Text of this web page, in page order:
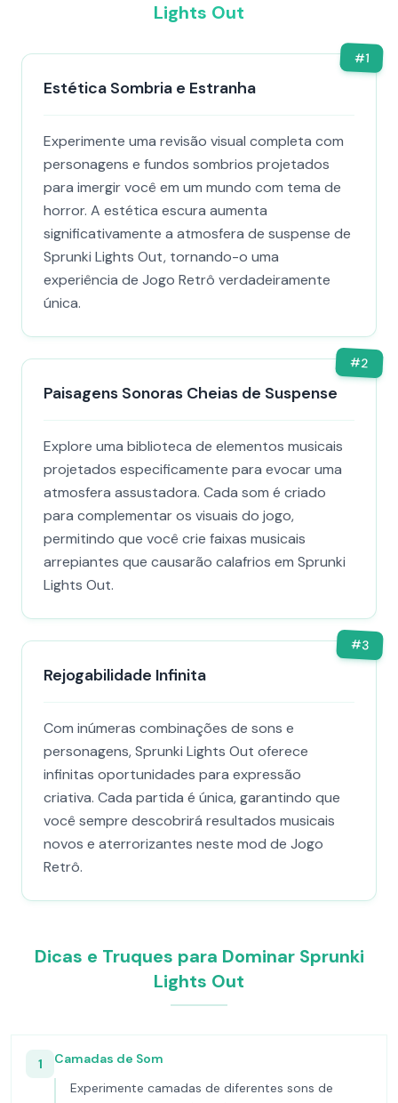
Lights Out
#1
Estética Sombria e Estranha
Experimente uma revisão visual completa com
personagens e fundos sombrios projetados
para imergir você em um mundo com tema de
horror. A estética escura aumenta
significativamente a atmosfera de suspense de
Sprunki Lights Out, tornando-o uma
experiência de Jogo Retrô verdadeiramente
única.
#2
Paisagens Sonoras Cheias de Suspense
Explore uma biblioteca de elementos musicais
projetados especificamente para evocar uma
atmosfera assustadora. Cada som é criado
para complementar os visuais do jogo,
permitindo que você crie faixas musicais
arrepiantes que causarão calafrios em Sprunki
Lights Out.
#3
Rejogabilidade Infinita
Com inúmeras combinações de sons e
personagens, Sprunki Lights Out oferece
infinitas oportunidades para expressão
criativa. Cada partida é única, garantindo que
você sempre descobrirá resultados musicais
novos e aterrorizantes neste mod de Jogo
Retrô.
Dicas e Truques para Dominar Sprunki
Lights Out
1
Camadas de Som
Experimente camadas de diferentes sons de